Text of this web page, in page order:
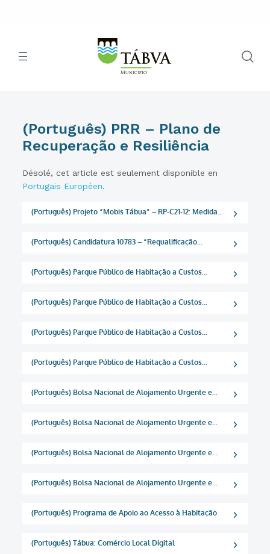
(Português) PRR – Plano de
Recuperação e Resiliência
Désolé, cet article est seulement disponible en
Portugais Européen.
(Português) Projeto “Mobis Tábua” – RP-C21-12: Medida...
(Português) Candidatura 10783 – “Requalificação...
(Português) Parque Público de Habitação a Custos...
(Português) Parque Público de Habitação a Custos...
(Português) Parque Público de Habitação a Custos...
(Português) Parque Público de Habitação a Custos...
(Português) Bolsa Nacional de Alojamento Urgente e...
(Português) Bolsa Nacional de Alojamento Urgente e...
(Português) Bolsa Nacional de Alojamento Urgente e...
(Português) Bolsa Nacional de Alojamento Urgente e...
(Português) Programa de Apoio ao Acesso à Habitação
(Português) Tábua: Comércio Local Digital